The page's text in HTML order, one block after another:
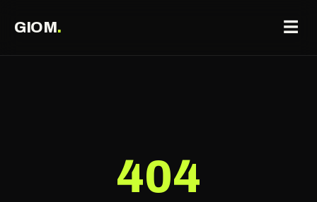
GIOM. ☰
404